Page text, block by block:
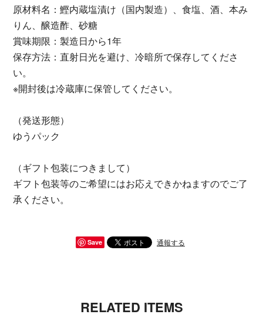
原材料名：鰹内蔵塩漬け（国内製造）、食塩、酒、本み
りん、醸造酢、砂糖
賞味期限：製造日から1年
保存方法：直射日光を避け、冷暗所で保存してくださ
い。
※開封後は冷蔵庫に保管してください。
（発送形態）
ゆうパック
（ギフト包装につきまして）
ギフト包装等のご希望にはお応えできかねますのでご了
承ください。
Save 通報する
RELATED ITEMS